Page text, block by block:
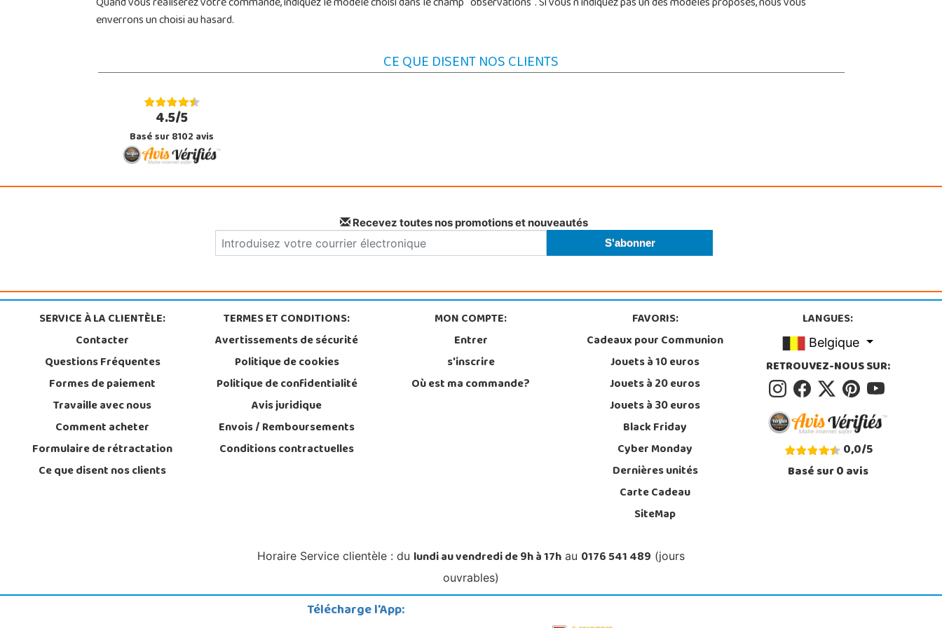
enverrons un choisi au hasard.
CE QUE DISENT NOS CLIENTS
4.5/5
Basé sur 8102 avis
Recevez toutes nos promotions et nouveautés
SERVICE À LA CLIENTÈLE:
Contacter
Questions Fréquentes
Formes de paiement
Travaille avec nous
Comment acheter
Formulaire de rétractation
Ce que disent nos clients
TERMES ET CONDITIONS:
Avertissements de sécurité
Politique de cookies
Politique de confidentialité
Avis juridique
Envois / Remboursements
Conditions contractuelles
MON COMPTE:
Entrer
s'inscrire
Où est ma commande?
FAVORIS:
Cadeaux pour Communion
Jouets à 10 euros
Jouets à 20 euros
Jouets à 30 euros
Black Friday
Cyber Monday
Dernières unités
Carte Cadeau
SiteMap
LANGUES:
Belgique
RETROUVEZ-NOUS SUR:
0,0/5
Basé sur0avis
Horaire Service clientèle : du lundi au vendredi de 9h à 17h au 0176 541 489 (jours
ouvrables)
Télécharge l'App: